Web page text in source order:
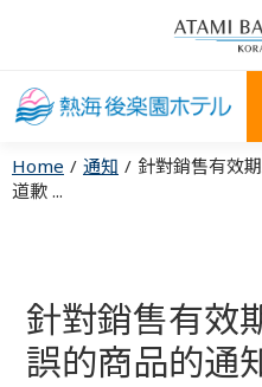
Home 通知
針對銷售有效
道歉 ...
針對銷售有效
誤的商品的通